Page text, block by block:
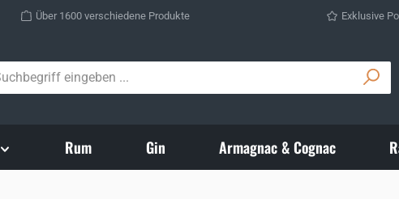
Über 1600 verschiedene Produkte Exklusive
Rum Gin Armagnac & Cognac